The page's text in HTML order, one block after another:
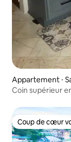
Appartement ⋅
Coin supérieur
Coup de cœur
Coup de cœur